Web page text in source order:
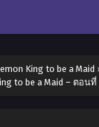
King to be a Maid ›
to be a Maid – ตอนที่